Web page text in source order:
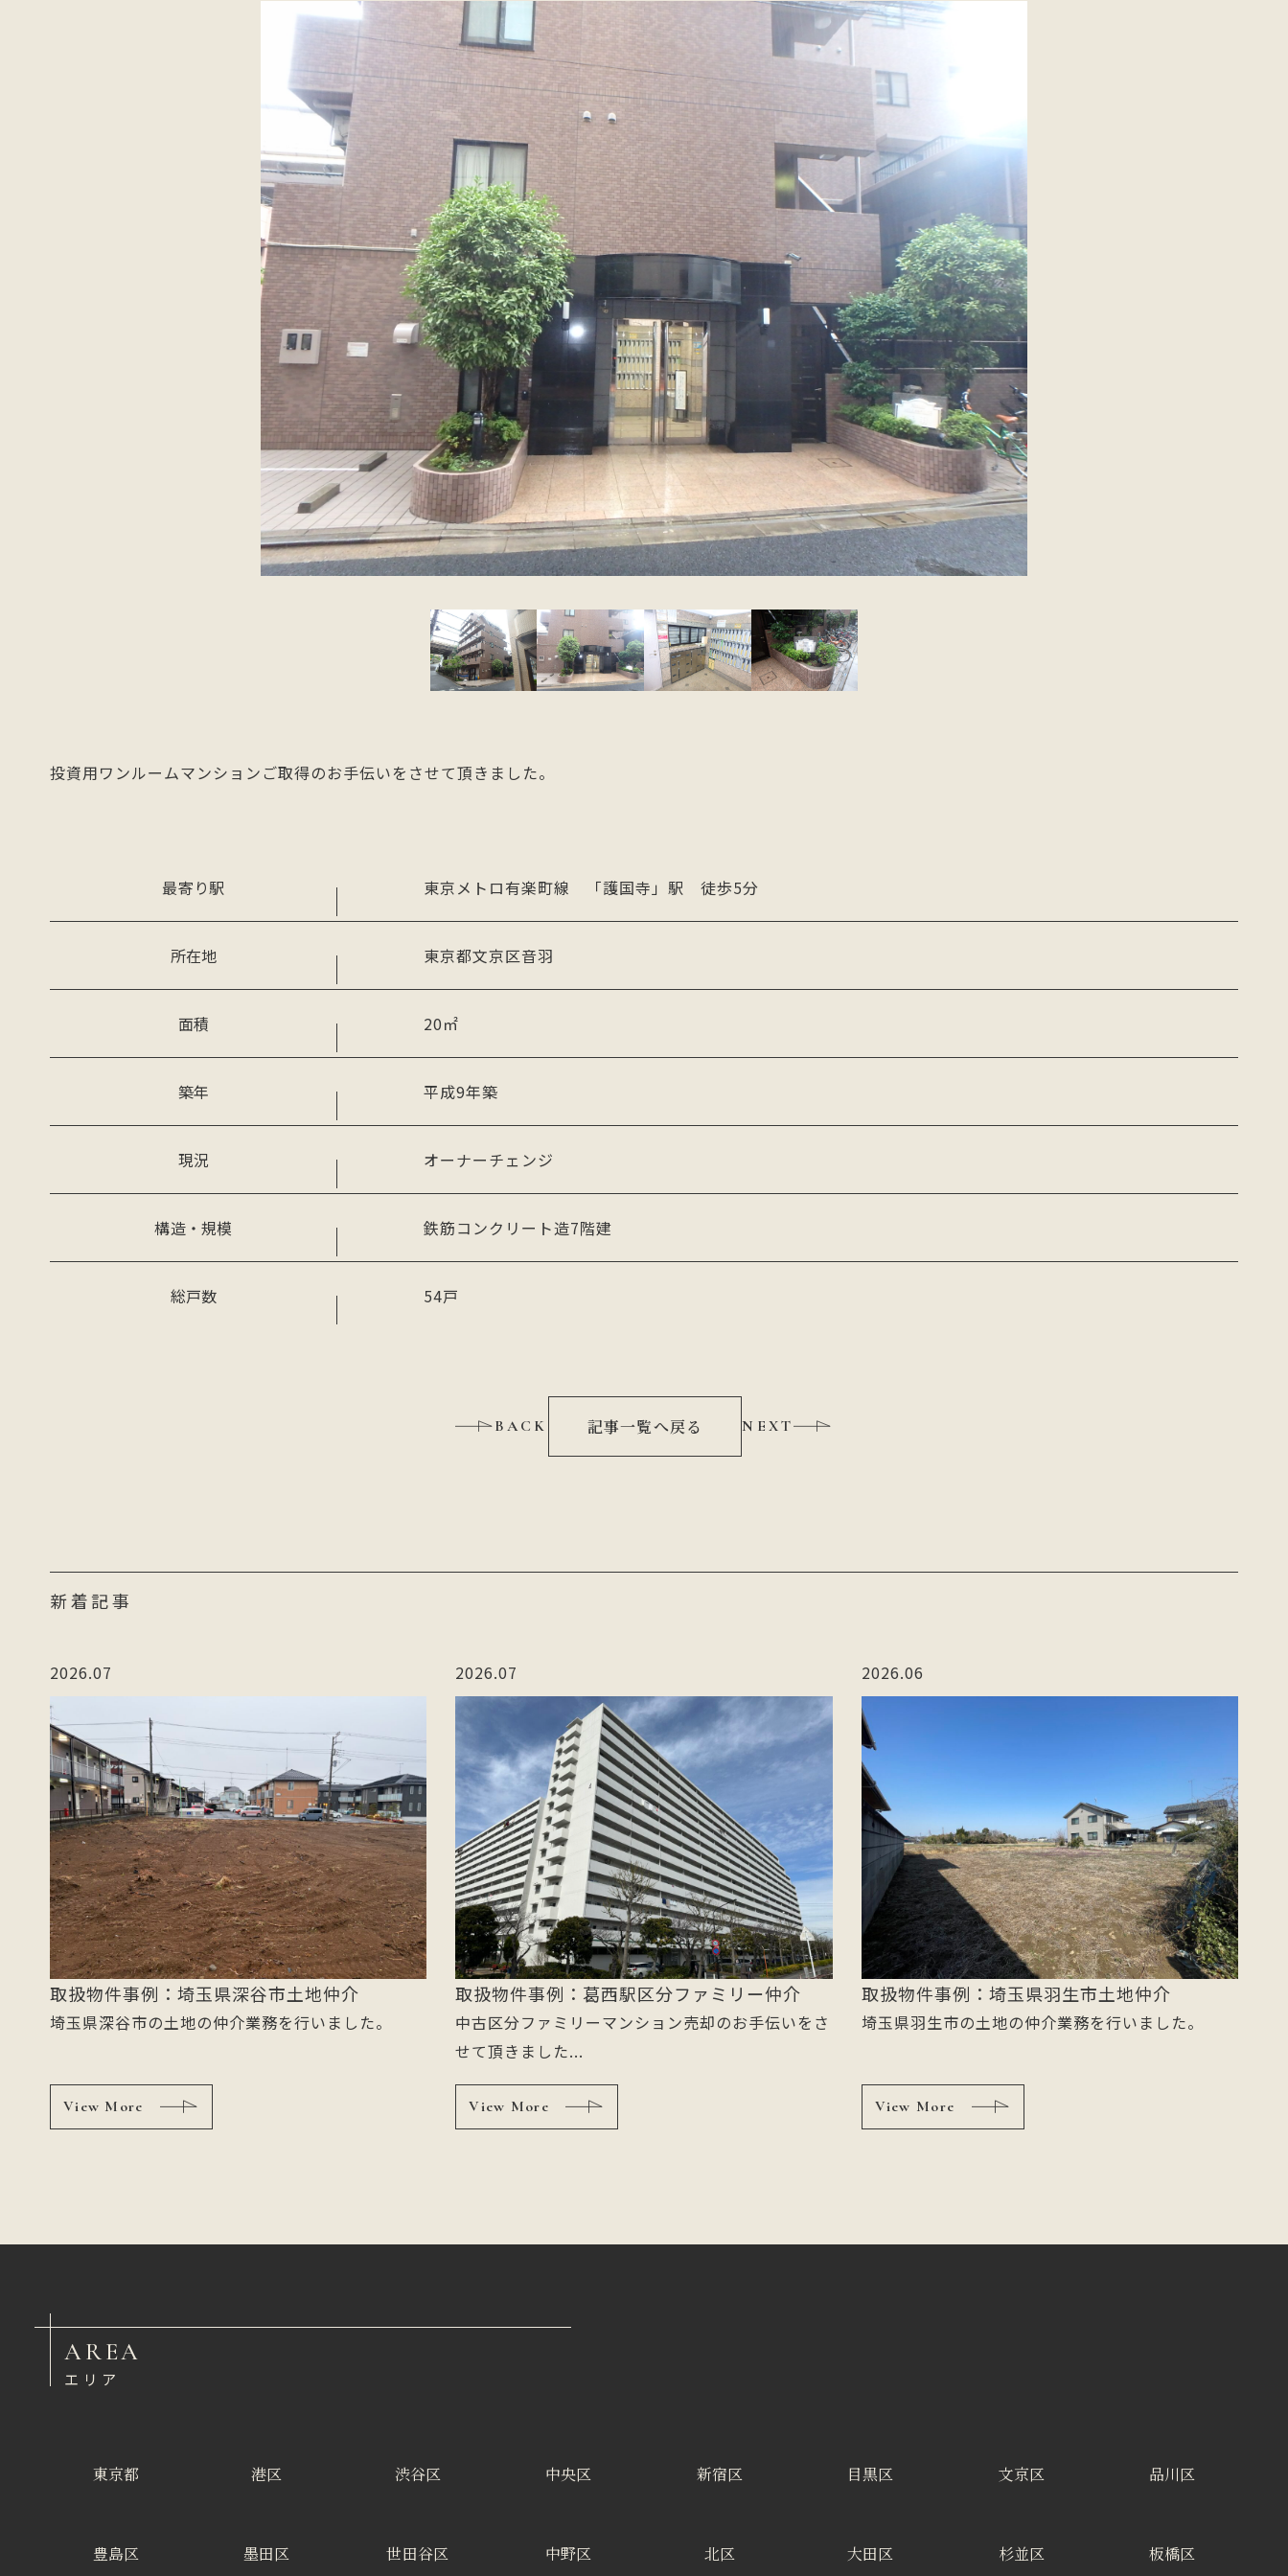
投資用ワンルームマンションご取得のお手伝いをさせて頂きました。
最寄り駅 東京メトロ有楽町線 「護国寺」駅 徒歩5分
所在地 東京都文京区音羽
面積 20㎡
築年 平成9年築
現況 オーナーチェンジ
構造・規模 鉄筋コンクリート造7階建
総戸数 54戸
BACK 記事一覧へ戻る NEXT
新着記事
2026.07
取扱物件事例：埼玉県深谷市土地仲介
埼玉県深谷市の土地の仲介業務を行いました。
View More
2026.07
取扱物件事例：葛西駅区分ファミリー仲介
中古区分ファミリーマンション売却のお手伝いをさ
せて頂きました...
View More
2026.06
取扱物件事例：埼玉県羽生市土地仲介
埼玉県羽生市の土地の仲介業務を行いました。
View More
AREA
エリア
東京都 港区 渋谷区 中央区 新宿区 目黒区 文京区 品川区
豊島区 墨田区 世田谷区 中野区 北区 大田区 杉並区 板橋区